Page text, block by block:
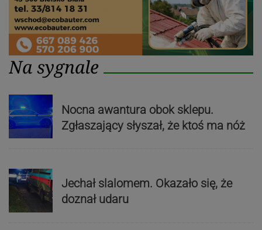
Na sygnale
Nocna awantura obok sklepu.
Zgłaszający słyszał, że ktoś ma nóż
Jechał slalomem. Okazało się, że
doznał udaru